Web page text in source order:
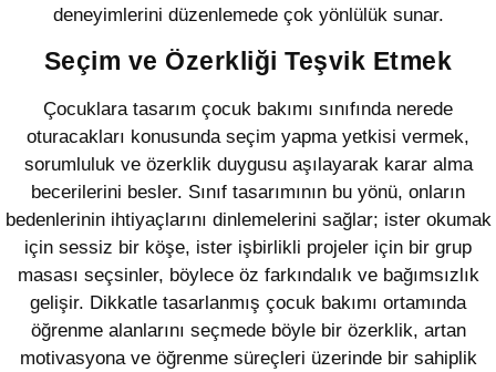
deneyimlerini düzenlemede çok yönlülük sunar.
Seçim ve Özerkliği Teşvik Etmek
Çocuklara tasarım çocuk bakımı sınıfında nerede
oturacakları konusunda seçim yapma yetkisi vermek,
sorumluluk ve özerklik duygusu aşılayarak karar alma
becerilerini besler. Sınıf tasarımının bu yönü, onların
bedenlerinin ihtiyaçlarını dinlemelerini sağlar; ister okumak
için sessiz bir köşe, ister işbirlikli projeler için bir grup
masası seçsinler, böylece öz farkındalık ve bağımsızlık
gelişir. Dikkatle tasarlanmış çocuk bakımı ortamında
öğrenme alanlarını seçmede böyle bir özerklik, artan
motivasyona ve öğrenme süreçleri üzerinde bir sahiplik